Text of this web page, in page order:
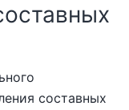
составных